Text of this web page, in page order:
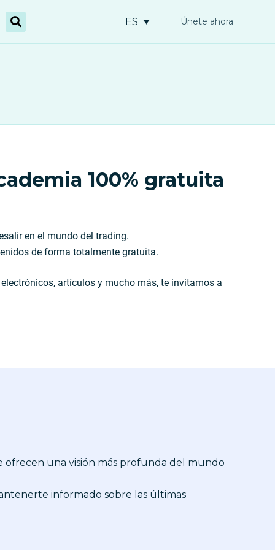
ES Únete ahora
100% gratuita
en el mundo del trading.
de forma totalmente gratuita.
artículos y mucho más, te invitamos a
ofrecen una visión más profunda del mundo
informado sobre las últimas